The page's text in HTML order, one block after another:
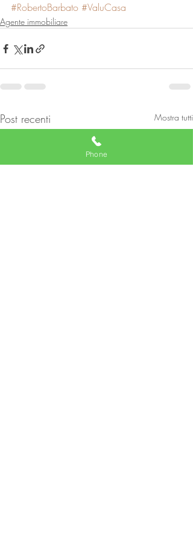
#RobertoBarbato #ValuCasa
Agente immobiliare
Post recenti Mostra tutti
Phone